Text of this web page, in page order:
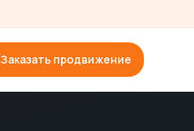
Заказать продвижение